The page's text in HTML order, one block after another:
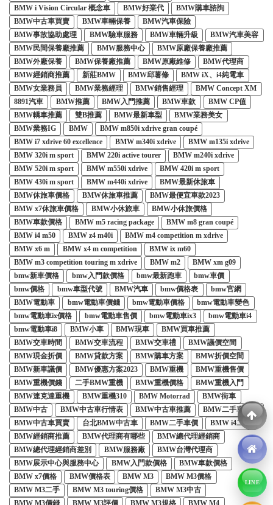
BMW i Vision Circular 概念車
BMW好業代
BMW購車諮詢
BMW中古車買賣
BMW車輛保養
BMW汽車保險
BMW事故協助處理
BMW驗車服務 BMW車輛升級
BMW汽車美容
BMW民間保養廠推薦
BMW服務中心
BMW原廠保養廠推薦
BMW外廠保養
BMW保養廠推薦 BMW原廠維修
BMW代理商
BMW經銷商推薦
新莊BMW BMW邱薯條
BMW iX、i4純電車
BMW女業務員
BMW業務經理 BMW銷售經理
BMW Concept XM
8891汽車
BMW推薦 BMW入門推薦 BMW車款
BMW CP值
BMW轎車推薦
雙B推薦 BMW最新車型
BMW業務美女
BMW業務IG
BMW
BMW m850i xdrive gran coupé
BMW i7 xdrive 60 excellence
BMW m340i xdrive
BMW m135i xdrive
BMW 320i m sport
BMW 220i active tourer
BMW m240i xdrive
BMW 520i m sport
BMW m550i xdrive
BMW 420i m sport
BMW 430i m sport
BMW m440i xdrive
BMW最新休旅車
BMW休旅車價格
BMW休旅車推薦
BMW最便宜車款2023
BMW x7休旅車價格
BMW小休旅車
BMW小休旅價格
BMW車款價格
BMW m5 racing package
BMW m8 gran coupé
BMW i4 m50
BMW z4 m40i
BMW m4 competition m xdrive
BMW x6 m
BMW x4 m competition
BMW ix m60
BMW m3 competition touring m xdrive
BMW m2
BMW xm g09
bmw新車價格
bmw入門款價格 bmw最新跑車
bmw車價
bmw價格
bmw車型代號 BMW汽車 bmw價格表
bmw官網
BMW電動車
bmw電動車價錢 bmw電動車價格
bmw電動車變色
bmw電動車ix價格
bmw電動車售價 bmw電動車ix3
bmw電動車i4
bmw電動車i8
BMW小車 BMW現車
BMW買車推薦
BMW交車時間
BMW交車流程 BMW交車禮
BMW議價空間
BMW現金折價
BMW貸款方案 BMW購車方案
BMW折價空間
BMW新車議價
BMW優惠方案2023 BMW重機
BMW重機售價
BMW重機價錢
二手BMW重機 BMW重機價格
BMW重機入門
BMW速克達重機
BMW重機310 BMW Motorrad
BMW街車
BMW中古
BMW中古車行情表 BMW中古車推薦
BMW二手車注意
BMW中古車買賣
台北BMW中古車 BMW二手車價
BMW i4二手
BMW經銷商推薦
BMW代理商有哪些
BMW總代理經銷商
BMW總代理經銷商差別
BMW服務廠
BMW台灣代理商
BMW展示中心與服務中心
BMW入門款價格
BMW車款價格
BMW x7價格
BMW價格表 BMW M3
BMW M3價格
BMW M3二手
BMW M3 touring價格
BMW M3中古
LINE